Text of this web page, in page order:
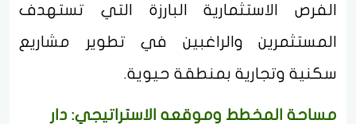
الفرص الاستثمارية البارزة التي تستهدف
المستثمرين والراغبين في تطوير مشاريع
سكنية وتجارية بمنطقة حيوية.
مساحة المخطط وموقعه الاستراتيجي: دار